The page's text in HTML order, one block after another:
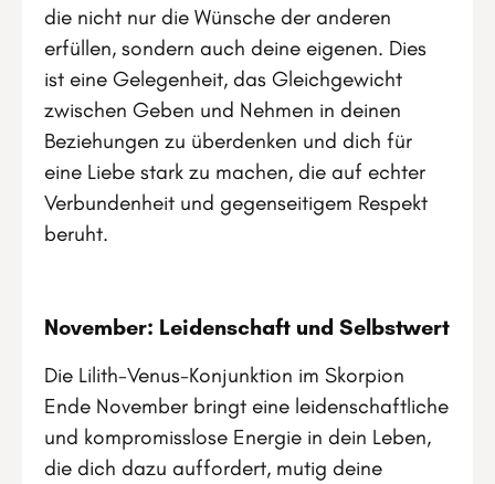
die nicht nur die Wünsche der anderen
erfüllen, sondern auch deine eigenen. Dies
ist eine Gelegenheit, das Gleichgewicht
zwischen Geben und Nehmen in deinen
Beziehungen zu überdenken und dich für
eine Liebe stark zu machen, die auf echter
Verbundenheit und gegenseitigem Respekt
beruht.
November: Leidenschaft und Selbstwert
Die Lilith-Venus-Konjunktion im Skorpion
Ende November bringt eine leidenschaftliche
und kompromisslose Energie in dein Leben,
die dich dazu auffordert, mutig deine